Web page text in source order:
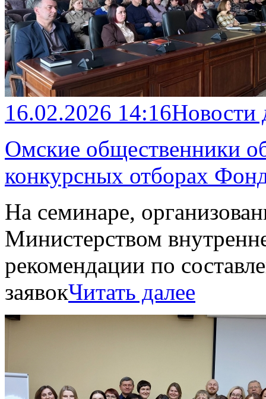
16.02.2026 14:16
Омские общественники
конкурсных отборах
На семинаре,
Министерством
рекомендации по
заявокЧитать далее